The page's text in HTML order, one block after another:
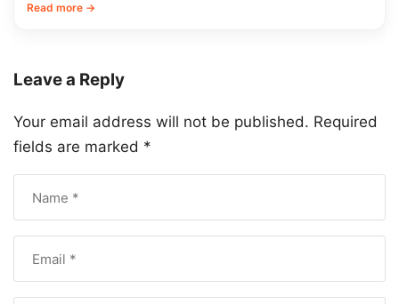
Read more →
Leave a Reply
Your email address will not be published. Required
fields are marked *